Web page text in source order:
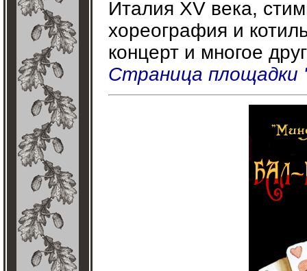
Италия XV века,
хореография и
концерт и многое
Страница площадки